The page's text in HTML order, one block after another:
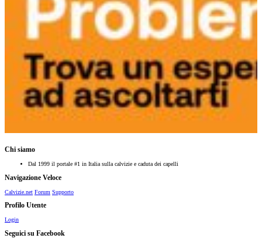
Chi siamo
Dal 1999 il portale #1 in Italia sulla calvizie e caduta dei capelli
Navigazione Veloce
Calvizie.net Forum Supporto
Profilo Utente
Login
Seguici su Facebook